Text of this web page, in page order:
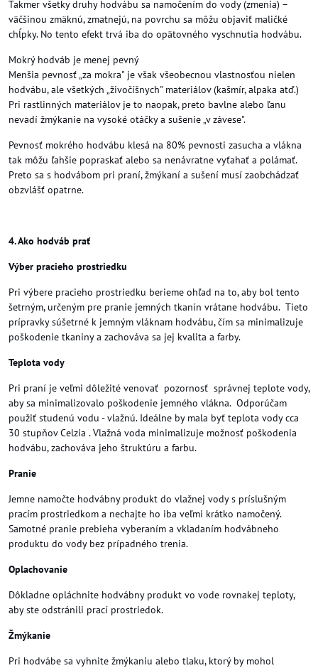
Takmer všetky druhy hodvábu sa namočením do vody (zmenia) –
väčšinou zmäknú, zmatnejú, na povrchu sa môžu objaviť maličké
chĺpky. No tento efekt trvá iba do opätovného vyschnutia hodvábu.
Mokrý hodváb je menej pevný
Menšia pevnosť „za mokra" je však všeobecnou vlastnosťou nielen
hodvábu, ale všetkých „živočíšnych" materiálov (kašmír, alpaka atď.)
Pri rastlinných materiálov je to naopak, preto bavlne alebo ľanu
nevadí žmýkanie na vysoké otáčky a sušenie „v závese".
Pevnosť mokrého hodvábu klesá na 80% pevnosti zasucha a vlákna
tak môžu ľahšie popraskať alebo sa nenávratne vyťahať a polámať.
Preto sa s hodvábom pri praní, žmýkaní a sušení musí zaobchádzať
obzvlášť opatrne.
4. Ako hodváb prať
Výber pracieho prostriedku
Pri výbere pracieho prostriedku berieme ohľad na to, aby bol tento
šetrným, určeným pre pranie jemných tkanín vrátane hodvábu. Tieto
prípravky súšetrné k jemným vláknam hodvábu, čím sa minimalizuje
poškodenie tkaniny a zachováva sa jej kvalita a farby.
Teplota vody
Pri praní je veľmi dôležité venovať pozornosť správnej teplote vody,
aby sa minimalizovalo poškodenie jemného vlákna. Odporúčam
použiť studenú vodu - vlažnú. Ideálne by mala byť teplota vody cca
30 stupňov Celzia . Vlažná voda minimalizuje možnosť poškodenia
hodvábu, zachováva jeho štruktúru a farbu.
Pranie
Jemne namočte hodvábny produkt do vlažnej vody s príslušným
pracím prostriedkom a nechajte ho iba veľmi krátko namočený.
Samotné pranie prebieha vyberaním a vkladaním hodvábneho
produktu do vody bez prípadného trenia.
Oplachovanie
Dôkladne opláchnite hodvábny produkt vo vode rovnakej teploty,
aby ste odstránili prací prostriedok.
Žmýkanie
Pri hodvábe sa vyhnite žmýkaniu alebo tlaku, ktorý by mohol